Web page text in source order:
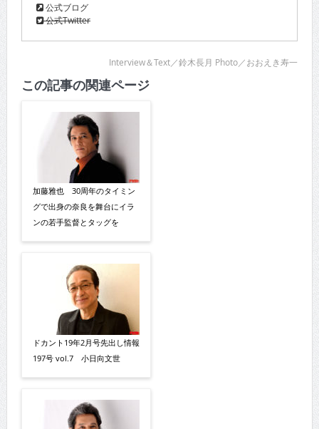
公式ブログ
公式Twitter
Interview＆Text／鈴木長月 Photo／おおえき寿一
この記事の関連ページ
加藤雅也 30周年のタイミン
グで出身の奈良を舞台にイラ
ンの若手監督とタッグを
ドカント19年2月号先出し情報
197号 vol.7 小日向文世